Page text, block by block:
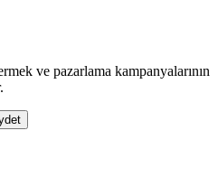
ve pazarlama kampanyalarının